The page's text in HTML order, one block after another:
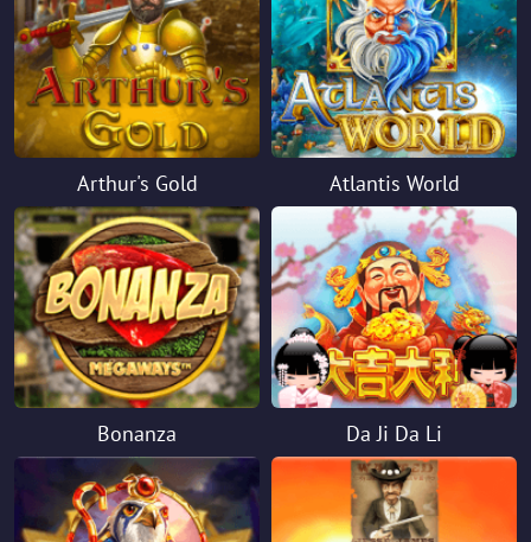
Arthur's Gold Atlantis World
Bonanza Da Ji Da Li